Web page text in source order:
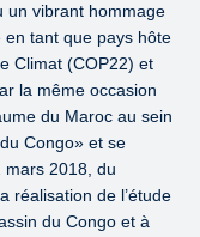
un vibrant hommage
tant que pays hôte
Climat (COP22) et
la même occasion
du Maroc au sein
Congo» et se
mars 2018, du
réalisation de l’étude
du Congo et à